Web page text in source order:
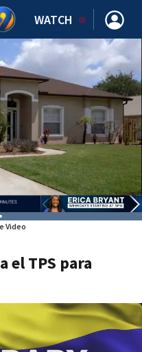
WATCH
Video
el TPS para